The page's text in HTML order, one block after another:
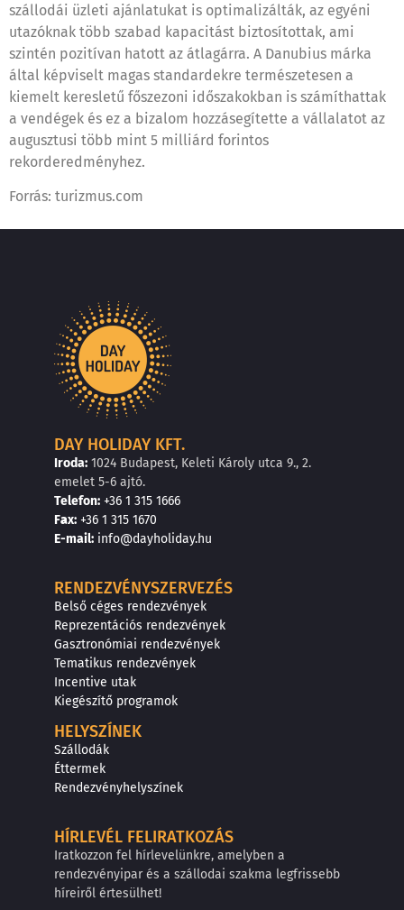
szállodái üzleti ajánlatukat is optimalizálták, az egyéni
utazóknak több szabad kapacitást biztosítottak, ami
szintén pozitívan hatott az átlagárra. A Danubius márka
által képviselt magas standardekre természetesen a
kiemelt keresletű főszezoni időszakokban is számíthattak
a vendégek és ez a bizalom hozzásegítette a vállalatot az
augusztusi több mint 5 milliárd forintos
rekorderedményhez.
Forrás: turizmus.com
DAY HOLIDAY KFT.
Iroda: 1024 Budapest, Keleti Károly utca 9., 2.
emelet 5-6 ajtó.
Telefon: +36 1 315 1666
Fax: +36 1 315 1670
E-mail: info@dayholiday.hu
RENDEZVÉNYSZERVEZÉS
Belső céges rendezvények
Reprezentációs rendezvények
Gasztronómiai rendezvények
Tematikus rendezvények
Incentive utak
Kiegészítő programok
HELYSZÍNEK
Szállodák
Éttermek
Rendezvényhelyszínek
HÍRLEVÉL FELIRATKOZÁS
Iratkozzon fel hírlevelünkre, amelyben a
rendezvényipar és a szállodai szakma legfrissebb
híreiről értesülhet!